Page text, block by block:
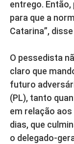
entrego.
para que a
Catarina”,
O pessedista
claro que
futuro
(PL), tanto
em relação
dias, que
o delegado-